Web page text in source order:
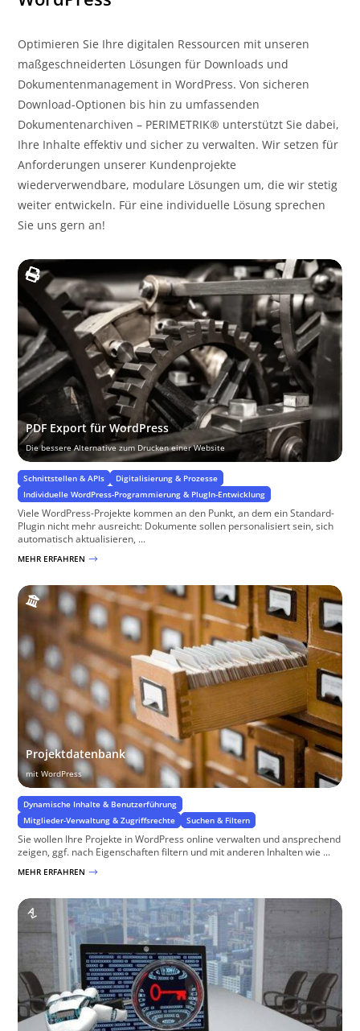
Optimieren Sie Ihre digitalen Ressourcen mit unseren
maßgeschneiderten Lösungen für Downloads und
Dokumentenmanagement in WordPress. Von sicheren
Download-Optionen bis hin zu umfassenden
Dokumentenarchiven – PERIMETRIK® unterstützt Sie dabei,
Ihre Inhalte effektiv und sicher zu verwalten. Wir setzen für
Anforderungen unserer Kundenprojekte
wiederverwendbare, modulare Lösungen um, die wir stetig
weiter entwickeln. Für eine individuelle Lösung sprechen
Sie uns gern an!
PDF Export für WordPress
Die bessere Alternative zum Drucken einer Website
Schnittstellen & APIs
Digitalisierung & Prozesse
Individuelle WordPress-Programmierung & PlugIn-Entwicklung
Viele WordPress-Projekte kommen an den Punkt, an dem ein Standard-
Plugin nicht mehr ausreicht: Dokumente sollen personalisiert sein, sich
automatisch aktualisieren, ...
MEHR ERFAHREN $
Projektdatenbank
mit WordPress
Dynamische Inhalte & Benutzerführung
Mitglieder-Verwaltung & Zugriffsrechte
Suchen & Filtern
Sie wollen Ihre Projekte in WordPress online verwalten und ansprechend
zeigen, ggf. nach Eigenschaften filtern und mit anderen Inhalten wie ...
MEHR ERFAHREN $